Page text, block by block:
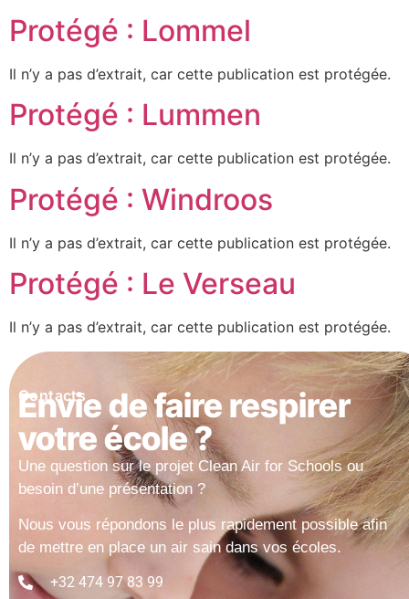
Protégé : Lommel
Il n’y a pas d’extrait, car cette publication est protégée.
Protégé : Lummen
Il n’y a pas d’extrait, car cette publication est protégée.
Protégé : Windroos
Il n’y a pas d’extrait, car cette publication est protégée.
Protégé : Le Verseau
Il n’y a pas d’extrait, car cette publication est protégée.
Contacts
Envie de faire respirer
votre école ?
Une question sur le projet Clean Air for Schools ou
besoin d’une présentation ?
Nous vous répondons le plus rapidement possible afin
de mettre en place un air sain dans vos écoles.
+32 474 97 83 99